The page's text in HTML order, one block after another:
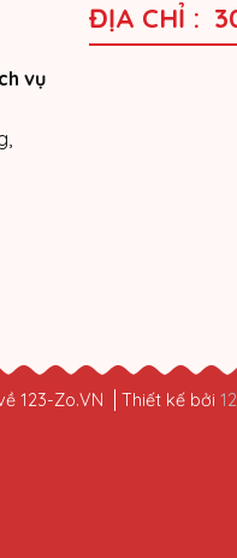
vụ
ĐỊA CHỈ :
123-Zo.VN Thiết kế bởi